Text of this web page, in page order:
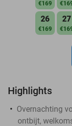
€169
26
€169
27
Highlights
Overnachting
ontbijt,